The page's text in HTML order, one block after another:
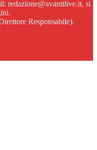
redazione@avantilive.it, si
Responsabile).